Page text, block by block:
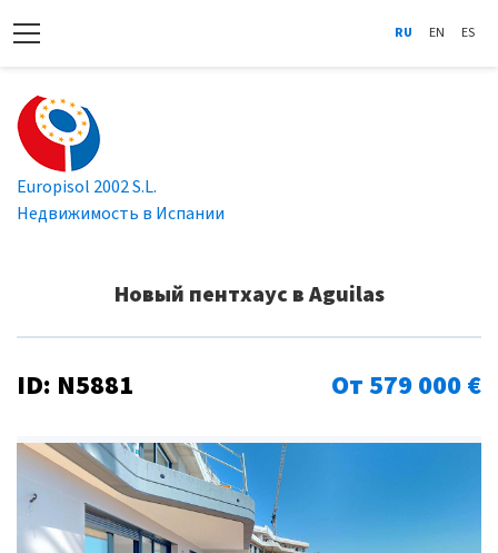
RU EN ES
Europisol 2002 S.L.
Недвижимость в Испании
Новый пентхаус в Aguilas
ID: N5881 От 579 000 €